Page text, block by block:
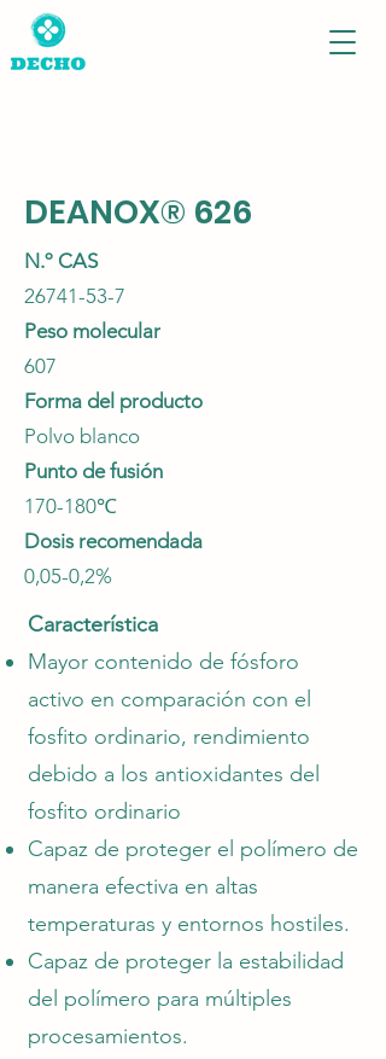
DEANOX® 626
N.º CAS
26741-53-7
Peso molecular
607
Forma del producto
Polvo blanco
Punto de fusión
170-180℃
Dosis recomendada
0,05-0,2%
Característica
Mayor contenido de fósforo
activo en comparación con el
fosfito ordinario, rendimiento
debido a los antioxidantes del
fosfito ordinario
Capaz de proteger el polímero de
manera efectiva en altas
temperaturas y entornos hostiles.
Capaz de proteger la estabilidad
del polímero para múltiples
procesamientos.